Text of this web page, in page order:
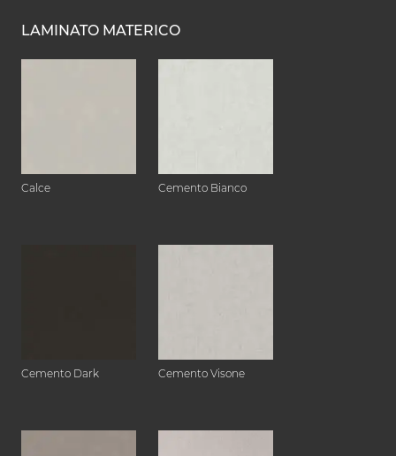
LAMINATO MATERICO
Calce Cemento Bianco
Cemento Dark Cemento Visone